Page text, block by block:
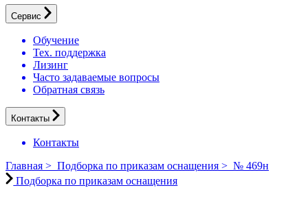
Сервис
Обучение
Тех. поддержка
Лизинг
Часто задаваемые вопросы
Обратная связь
Контакты
Контакты
Главная > Подборка по приказам оснащения > № 469н
Подборка по приказам оснащения